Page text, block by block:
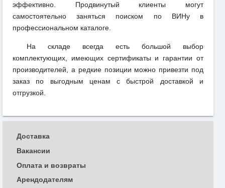
эффективно. Продвинутый клиенты могут
самостоятельно заняться поиском по ВИНу в
профессиональном каталоге.
На складе всегда есть большой выбор
комплектующих, имеющих сертификаты и гарантии от
производителей, а редкие позиции можно привезти под
заказ по выгодным ценам с быстрой доставкой и
отгрузкой.
Доставка
Вакансии
Оплата и возвраты
Арендодателям